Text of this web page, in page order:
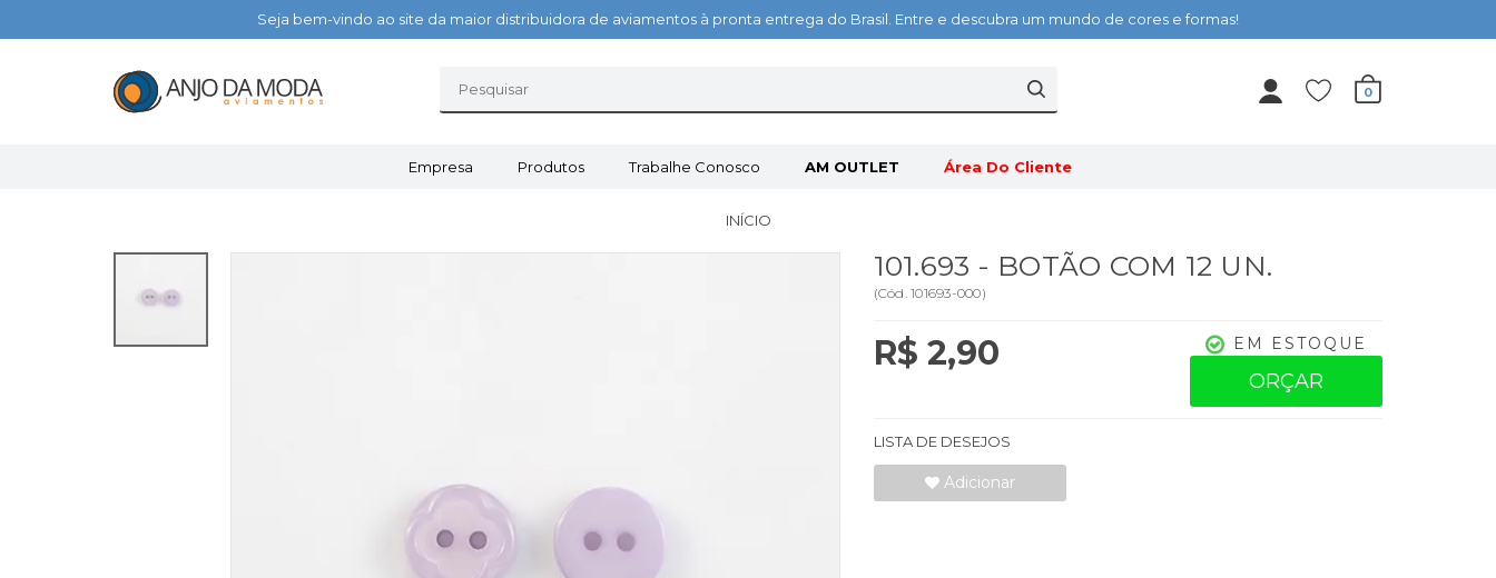
Seja bem-vindo ao site da maior distribuidora de aviamentos à pronta entrega do Brasil. Entre e descubra um mundo de cores e formas!
0
Empresa Produtos Trabalhe Conosco AM OUTLET Área Do Cliente
INÍCIO
101.693 - BOTÃO COM 12 UN.
(Cód. 101693-000)
R$ 2,90 EM ESTOQUE
ORÇAR
LISTA DE DESEJOS
Adicionar